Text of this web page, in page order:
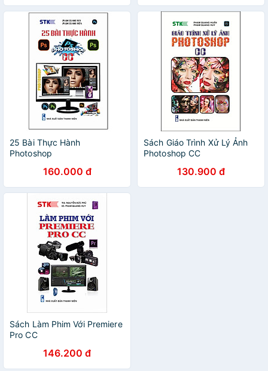
25 Bài Thực Hành
Photoshop
160.000 đ
Sách Giáo Trình Xử Lý Ảnh
Photoshop CC
130.900 đ
Sách Làm Phim Với Premiere
Pro CC
146.200 đ